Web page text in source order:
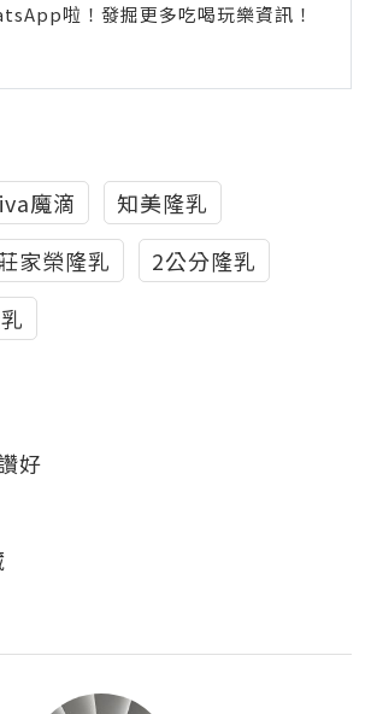
啦！發掘更多吃喝玩樂資訊！
魔滴
知美隆乳
家榮隆乳
2公分隆乳
好